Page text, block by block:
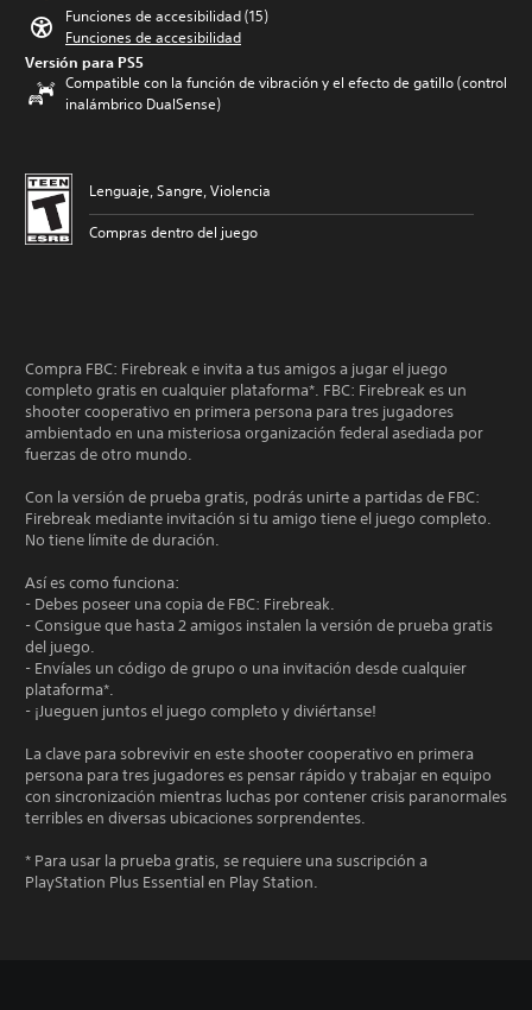
Funciones de accesibilidad (15)
Funciones de accesibilidad
Versión para PS5
Compatible con la función de vibración y el efecto de gatillo (control
inalámbrico DualSense)
Lenguaje, Sangre, Violencia
Compras dentro del juego
Compra FBC: Firebreak e invita a tus amigos a jugar el juego
completo gratis en cualquier plataforma*. FBC: Firebreak es un
shooter cooperativo en primera persona para tres jugadores
ambientado en una misteriosa organización federal asediada por
fuerzas de otro mundo.
Con la versión de prueba gratis, podrás unirte a partidas de FBC:
Firebreak mediante invitación si tu amigo tiene el juego completo.
No tiene límite de duración.
Así es como funciona:
- Debes poseer una copia de FBC: Firebreak.
- Consigue que hasta 2 amigos instalen la versión de prueba gratis
del juego.
- Envíales un código de grupo o una invitación desde cualquier
plataforma*.
- ¡Jueguen juntos el juego completo y diviértanse!
La clave para sobrevivir en este shooter cooperativo en primera
persona para tres jugadores es pensar rápido y trabajar en equipo
con sincronización mientras luchas por contener crisis paranormales
terribles en diversas ubicaciones sorprendentes.
* Para usar la prueba gratis, se requiere una suscripción a
PlayStation Plus Essential en Play Station.